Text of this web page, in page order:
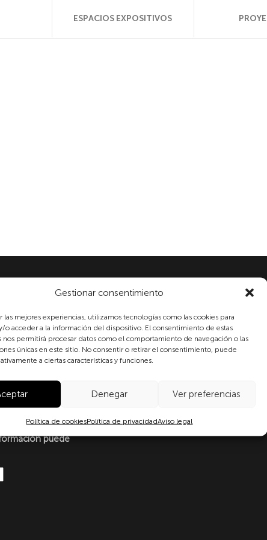
Gestionar consentimiento
las mejores experiencias, utilizamos tecnologías como las cookies para
o acceder a la información del dispositivo. El consentimiento de estas
nos permitirá procesar datos como el comportamiento de navegación o las
únicas en este sitio. No consentir o retirar el consentimiento, puede
a ciertas características y funciones.
Denegar Ver preferencias
Política de cookiesPolítica de privacidadAviso legal
ESPACIOS EXPOSITIVOS
usted consiente
conforme a
de datos
dispuesto en el
y del Consejo
3/2018, de 5 de
y garantía de los
puede